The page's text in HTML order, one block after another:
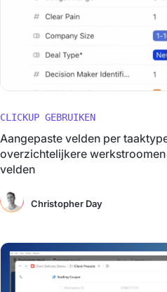
CLICKUP GEBRUIKEN
Aangepaste velden per
overzichtelijkere
velden
Christopher Day